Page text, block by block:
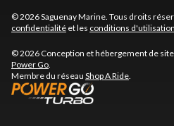
© 2026 Saguenay Marine. Tous droits
confidentialité et les conditions d'utilisation
© 2026 Conception et hébergement de
Power Go.
Membre du réseau Shop A Ride.